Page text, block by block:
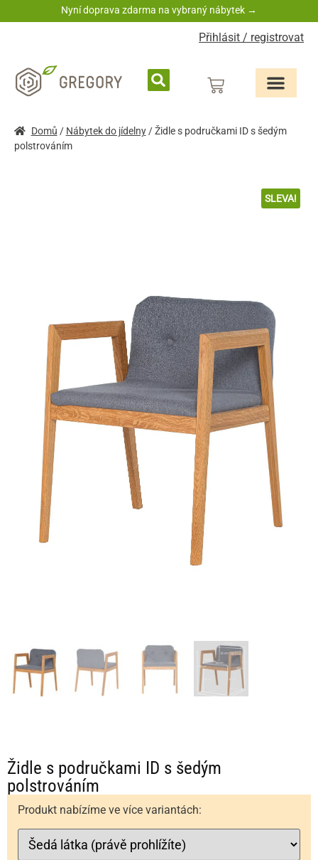
Nyní doprava zdarma na vybraný nábytek →
Přihlásit / registrovat
Domů / Nábytek do jídelny/ Židle s područkami ID s šedým
polstrováním
SLEVA!
Židle s područkami ID s šedým
polstrováním
Produkt nabízíme ve více variantách: